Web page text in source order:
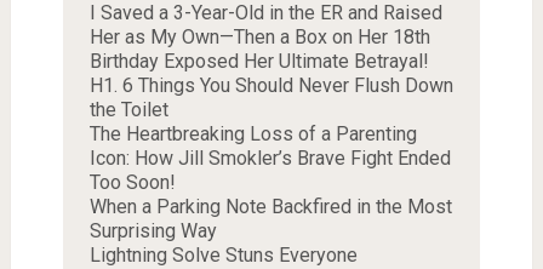
I Saved a 3-Year-Old in the ER and Raised
Her as My Own—Then a Box on Her 18th
Birthday Exposed Her Ultimate Betrayal!
H1. 6 Things You Should Never Flush Down
the Toilet
The Heartbreaking Loss of a Parenting
Icon: How Jill Smokler’s Brave Fight Ended
Too Soon!
When a Parking Note Backfired in the Most
Surprising Way
Lightning Solve Stuns Everyone